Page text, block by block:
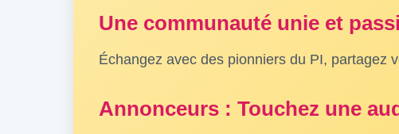
Une communauté unie et
Échangez avec des pionniers du PI, partagez
Annonceurs : Touchez une